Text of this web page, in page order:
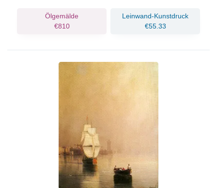
Ölgemälde
€810
Leinwand-Kunstdruck
€55.33